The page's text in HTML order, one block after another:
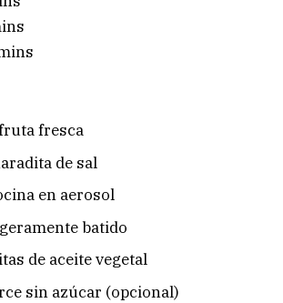
fresca
de sal
en aerosol
batido
de aceite vegetal
sin azúcar (opcional)